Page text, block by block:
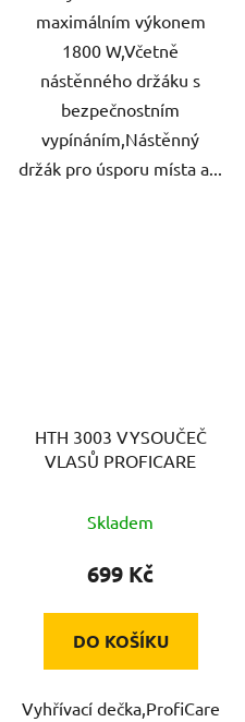
maximálním výkonem
1800 W,Včetně
nástěnného držáku s
bezpečnostním
vypínáním,Nástěnný
držák pro úsporu místa a...
HTH 3003 VYSOUČEČ
VLASŮ PROFICARE
Skladem
699 Kč
DO KOŠÍKU
Vyhřívací dečka,ProfiCare